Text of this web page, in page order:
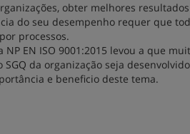
obter melhores
do seu desempenho requer que
processos.
EN ISO 9001:2015 levou a que
da organização seja desenvolvido
e beneficio deste tema.